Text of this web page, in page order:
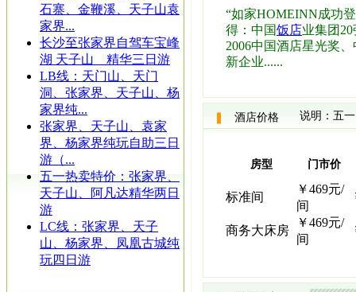
石寨、金鞭溪、天子山袁
家界...
长沙至张家界自驾车宝峰
湖 天子山 精华三日游
LB线：天门山、天门
洞、张家界、天子山、杨
家界纯...
张家界、天子山、袁家
界、杨家界纯玩自助三日
游（...
五一热卖特价：张家界、
天子山、阿凡达精华两日
游
LC线：张家界、天子
山、杨家界、凤凰古城纯
玩四日游
“如家HOMEINN成功
得：中国饭店业集团
2006中国酒店星光奖、
新企业......
酒店价格 说明：五一
房型 门市价
标准间
￥469元/
间
商务大床房
￥469元/
间